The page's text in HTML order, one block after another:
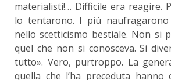
materialisti!… Difficile era reagire.
lo tentarono. I più naufragarono
nello scetticismo bestiale. Non si
quel che non si conosceva. Si
tutto». Vero, purtroppo. La
quella che l’ha preceduta hanno